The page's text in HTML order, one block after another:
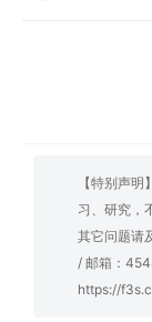
【特别声
习、研究，
其它问题请
/ 邮箱：
https://